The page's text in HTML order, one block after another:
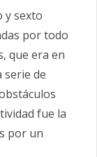
y sexto
por todo
que era en
serie de
fue la
por un